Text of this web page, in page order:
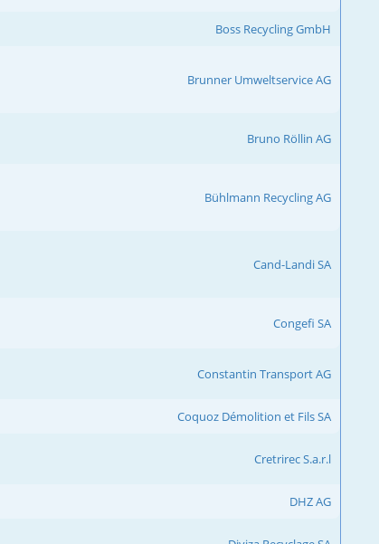
Boss Recycling GmbH
Brunner Umweltservice AG
Bruno Röllin AG
Bühlmann Recycling AG
Cand-Landi SA
Congefi SA
Constantin Transport AG
Coquoz Démolition et Fils SA
Cretrirec S.a.r.l
DHZ AG